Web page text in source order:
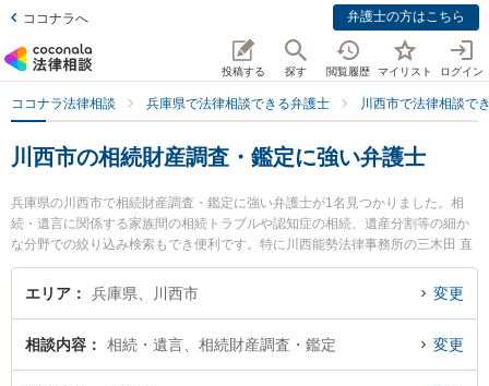
ココナラへ 弁護士の方はこちら
投稿する 探す 閲覧履歴 マイリスト ログイン
ココナラ法律相談 兵庫県で法律相談できる弁護士 川西市で法律相談で
川西市の相続財産調査・鑑定に強い弁護士
兵庫県の川西市で相続財産調査・鑑定に強い弁護士が1名見つかりました。相
続・遺言に関係する家族間の相続トラブルや認知症の相続、遺産分割等の細か
な分野での絞り込み検索もでき便利です。特に川西能勢法律事務所の三木田 直
哉弁護士のプロフィール情報や弁護士費用、強みなどが注目されています。
『川西市で土日や夜間に発生した相続財産調査・鑑定のトラブルを今すぐに弁
川西市内の弁護士に相談予約したい』などでお困りの相談者さんにおすすめで
す。
エリア 兵庫県、川西市 変更
相談内容 相続・遺言、相続財産調査・鑑定 変更